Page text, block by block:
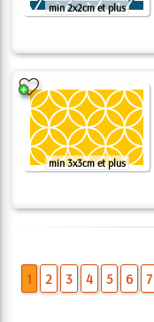
min 2x2cm et plus
min 3x3cm et plus
1 2 3 4 5 6 7